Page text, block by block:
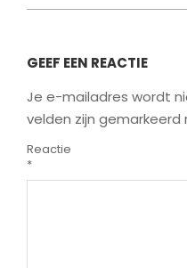
GEEF EEN REACTIE
Je e-mailadres wordt
velden zijn gemarkeerd
Reactie
*